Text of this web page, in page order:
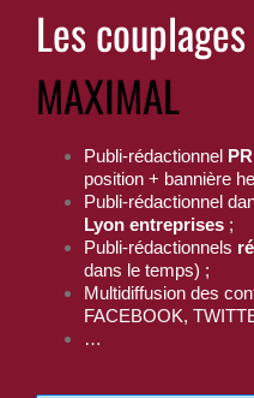
Les
MAXIMAL
Publi-rédactionnel
position + bannière
Publi-rédactionnel
Lyon entreprises ;
Publi-rédactionnels
dans le temps) ;
Multidiffusion des
FACEBOOK,
…